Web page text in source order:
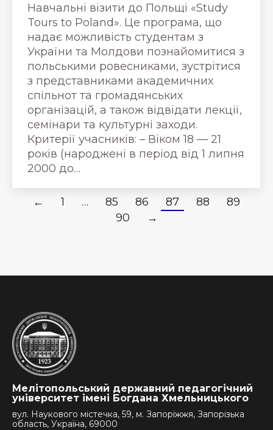
Навчальні візити до Польщі «Study
Tours to Poland». Це програма, що
надає можливість студентам з
України та Молдови познайомитися з
польськими ровесниками, зустрітися
з представниками академичних
спільнот та громадянських
організацій, а також відвідати лекції,
семінари та культурні заходи.
Критерії учасників: – Віком 18 — 21
років (народжені в період від 1 липня
2000 до…
← 1 … 85 86 87 88
89
90
→
Мелітопольський державний педагогічний
університет імені Богдана Хмельницького
вул. Наукового містечка, 59, м. Запоріжжя, Запорізька
область, Україна, 69000